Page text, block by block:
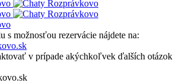
s možnosťou rezervácie nájdete na:
v prípade akýchkoľvek ďalších otázok